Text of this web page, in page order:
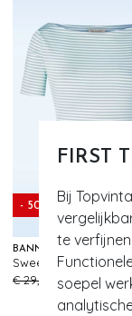
FIRST
Bij
te
soepel
- 50%
BANNED RETRO
€ 29,95
€ 14,95